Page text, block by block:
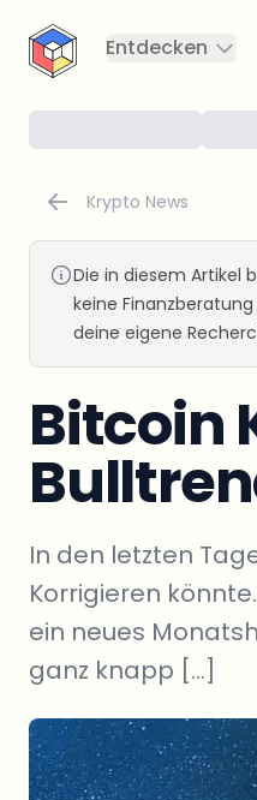
CryptoTicker
Entdecken
Krypto News
Die in diesem Artikel
keine
deine eigene
Bitcoin
In den letzten
Korrigieren
ein neues
ganz knapp […]